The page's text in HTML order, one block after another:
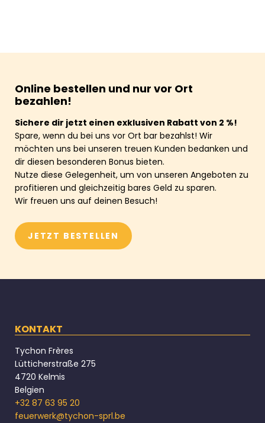
Online bestellen und nur vor Ort
bezahlen!
Sichere dir jetzt einen exklusiven Rabatt von 2 %!
Spare, wenn du bei uns vor Ort bar bezahlst! Wir
möchten uns bei unseren treuen Kunden bedanken und
dir diesen besonderen Bonus bieten.
Nutze diese Gelegenheit, um von unseren Angeboten zu
profitieren und gleichzeitig bares Geld zu sparen.
Wir freuen uns auf deinen Besuch!
JETZT BESTELLEN
KONTAKT
Tychon Frères
Lütticherstraße 275
4720 Kelmis
Belgien
+32 87 63 95 20
feuerwerk@tychon-sprl.be